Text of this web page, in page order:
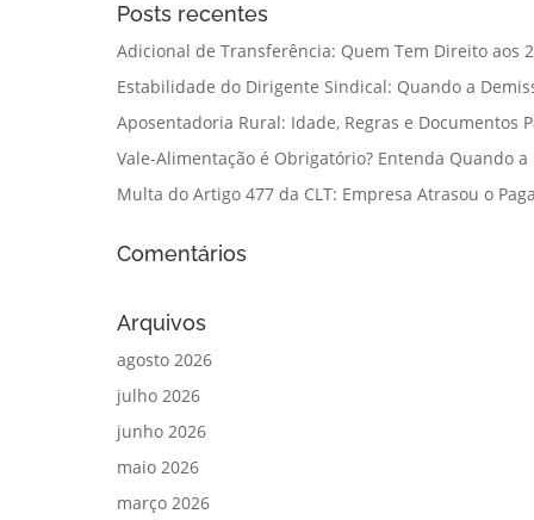
Posts recentes
Adicional de Transferência: Quem Tem Direito aos
Estabilidade do Dirigente Sindical: Quando a
Aposentadoria Rural: Idade, Regras e Documentos
Vale-Alimentação é Obrigatório? Entenda Quando
Multa do Artigo 477 da CLT: Empresa Atrasou o
Comentários
Arquivos
agosto 2026
julho 2026
junho 2026
maio 2026
março 2026